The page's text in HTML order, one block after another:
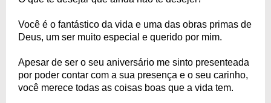
Você é o fantástico da vida e uma das obras primas de
Deus, um ser muito especial e querido por mim.
Apesar de ser o seu aniversário me sinto presenteada
por poder contar com a sua presença e o seu carinho,
você merece todas as coisas boas que a vida tem.